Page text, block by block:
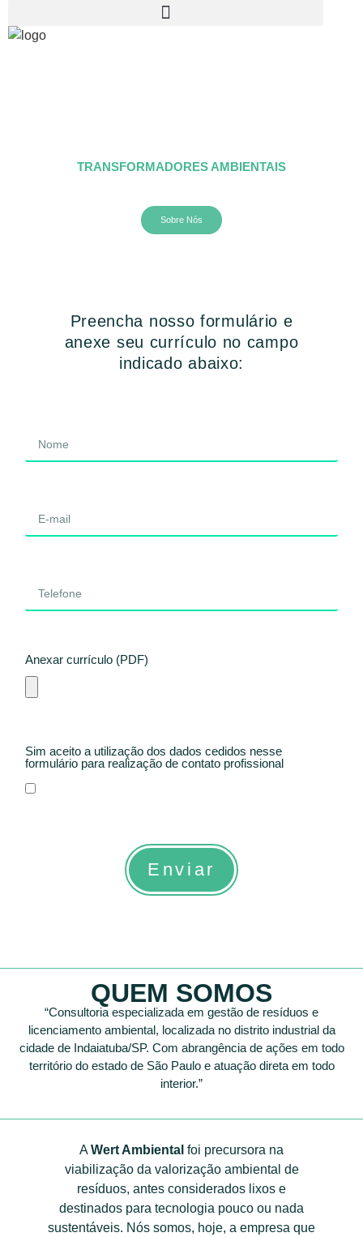
TRANSFORMADORES AMBIENTAIS
Sobre Nós
Preencha nosso formulário e
anexe seu currículo no campo
indicado abaixo:
Anexar currículo (PDF)
Sim aceito a utilização dos dados cedidos nesse
formulário para realização de contato profissional
Enviar
QUEM SOMOS
“Consultoria especializada em gestão de resíduos e
licenciamento ambiental, localizada no distrito industrial da
cidade de Indaiatuba/SP. Com abrangência de ações em todo
território do estado de São Paulo e atuação direta em todo
interior.”
AWert Ambiental foi precursora na
viabilização da valorização ambiental de
resíduos, antes considerados lixos e
destinados para tecnologia pouco ou nada
sustentáveis. Nós somos, hoje, a empresa que